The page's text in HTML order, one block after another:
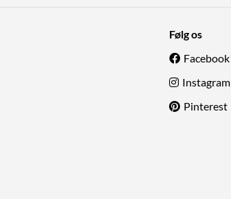
Følg os
Facebook
Instagram
Pinterest